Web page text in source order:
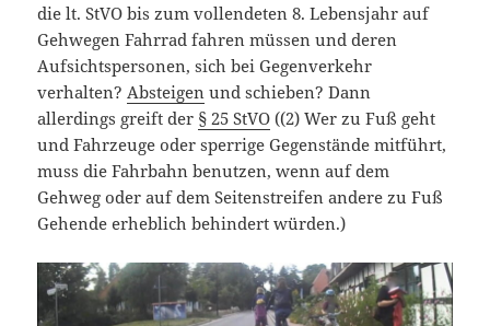
die lt. StVO bis zum vollendeten 8. Lebensjahr auf
Gehwegen Fahrrad fahren müssen und deren
Aufsichtspersonen, sich bei Gegenverkehr
verhalten?Absteigen und schieben? Dann
allerdings greift der § 25 StVO ((2) Wer zu Fuß geht
und Fahrzeuge oder sperrige Gegenstände mitführt,
muss die Fahrbahn benutzen, wenn auf dem
Gehweg oder auf dem Seitenstreifen andere zu Fuß
Gehende erheblich behindert würden.)